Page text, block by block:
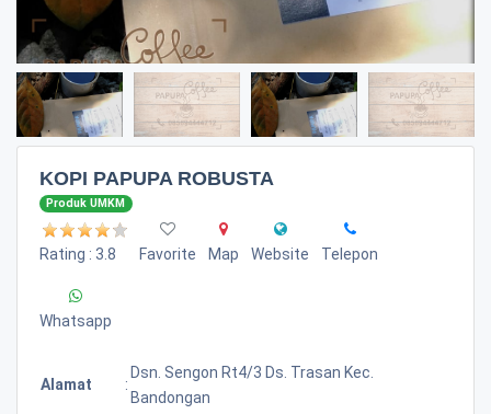
KOPI PAPUPA ROBUSTA
Produk UMKM
Rating : 3.8 Favorite Map Website Telepon
Whatsapp
Alamat :
Dsn. Sengon Rt4/3 Ds. Trasan Kec.
Bandongan